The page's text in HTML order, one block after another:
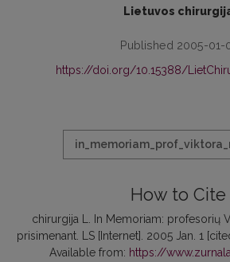
Lietuvos
Published 2005-01-
https://doi.org/10.15388/
How to Cite
chirurgija L. In Memoriam: profesorių
prisimenant. LS [Internet]. 2005 Jan. 1
Available from: https://